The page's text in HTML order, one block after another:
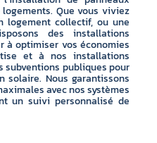
Que vous viviez
logement collectif, ou une
des installations
à optimiser vos économies
et à nos installations
subventions publiques pour
solaire. Nous garantissons
avec nos systèmes
un suivi personnalisé de